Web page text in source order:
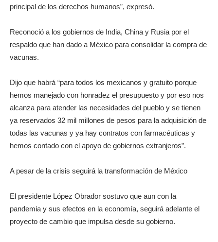
principal de los derechos humanos”, expresó.
Reconoció a los gobiernos de India, China y Rusia por el
respaldo que han dado a México para consolidar la compra de
vacunas.
Dijo que habrá “para todos los mexicanos y gratuito porque
hemos manejado con honradez el presupuesto y por eso nos
alcanza para atender las necesidades del pueblo y se tienen
ya reservados 32 mil millones de pesos para la adquisición de
todas las vacunas y ya hay contratos con farmacéuticas y
hemos contado con el apoyo de gobiernos extranjeros”.
A pesar de la crisis seguirá la transformación de México
El presidente López Obrador sostuvo que aun con la
pandemia y sus efectos en la economía, seguirá adelante el
proyecto de cambio que impulsa desde su gobierno.